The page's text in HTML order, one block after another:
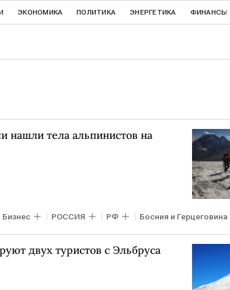
ЭКОНОМИКА ПОЛИТИКА ЭНЕРГЕТИКА ФИНАНСЫ
нашли тела альпинистов на
Бизнес РОССИЯ РФ Босния и Герцеговина
двух туристов с Эльбруса